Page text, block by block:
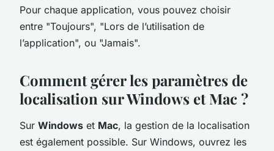
Pour chaque application, vous pouvez choisir
entre "Toujours", "Lors de l’utilisation de
l’application", ou "Jamais".
Comment gérer les paramètres de
localisation sur Windows et Mac ?
Sur Windows et Mac, la gestion de la localisation
est également possible. Sur Windows, ouvrez les